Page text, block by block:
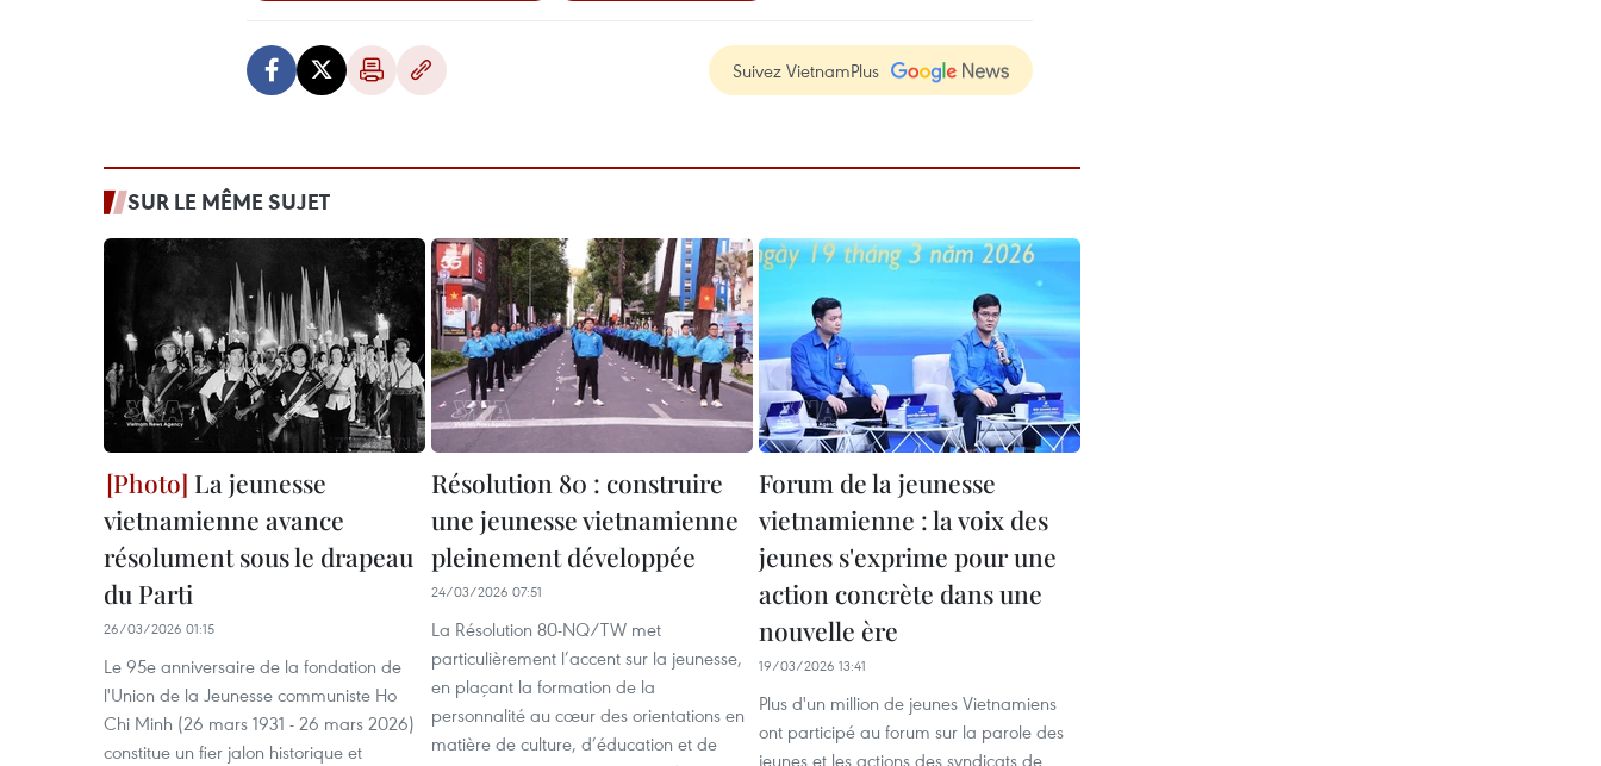
Suivez VietnamPlus
SUR LE MÊME SUJET
La jeunesse
vietnamienne avance
résolument sous le drapeau
du Parti
26/03/2026 01:15
Le 95e anniversaire de la fondation de
l'Union de la Jeunesse communiste Ho
Chi Minh (26 mars 1931 - 26 mars 2026)
constitue un fier jalon historique et
Résolution 80 : construire
une jeunesse vietnamienne
pleinement développée
24/03/2026 07:51
La Résolution 80-NQ/TW met
particulièrement l’accent sur la jeunesse,
en plaçant la formation de la
personnalité au cœur des orientations en
matière de culture, d’éducation et de
Forum de la jeunesse
vietnamienne : la voix des
jeunes s'exprime pour une
action concrète dans une
nouvelle ère
19/03/2026 13:41
Plus d'un million de jeunes Vietnamiens
ont participé au forum sur la parole des
jeunes et les actions des syndicats de